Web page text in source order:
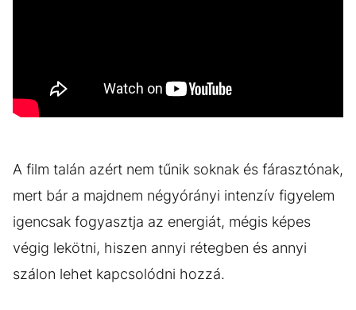
A film talán azért nem tűnik soknak és fárasztónak,
mert bár a majdnem négyórányi intenzív figyelem
igencsak fogyasztja az energiát, mégis képes
végig lekötni, hiszen annyi rétegben és annyi
szálon lehet kapcsolódni hozzá.